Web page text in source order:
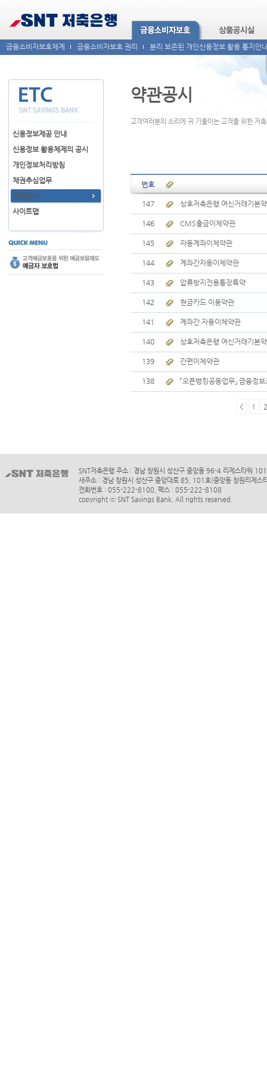
금융소비자보호체계 금융소비자보호 권리 분리 보존된 개인신용정보 활용 통지안
신용정보제공 안내
신용정보 활용체제의 공시
개인정보처리방침
채권추심업무
약관공시
사이트맵
약관공시
고객여러분의 소리에 귀 기울이는 고객을 위한 저
번호
< 1 2
147 상호저축은행 여신거래기본
146 CMS출금이체약관
145 자동계좌이체약관
144 계좌간자동이체약관
143 압류방지전용통장특약
142 현금카드 이용약관
141 계좌간 자동이체약관
140 상호저축은행 여신거래기본
139 간편이체약관
138 「오픈뱅킹공동업무」 금융정
SNT저축은행 주소 : 경남 창원시 성산구 중앙동 96-4 리제스타워
새주소 : 경남 창원시 성산구 중앙대로 85, 101호(중앙동 창원리제스
전화번호 : 055-222-8100, 팩스 : 055-222-8108
copyright ⓒ SNT Savings Bank, All rights reserved.